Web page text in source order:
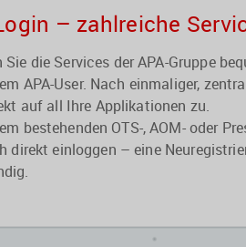
– zahlreiche
Sie die Services der APA-Gruppe
APA-User. Nach einmaliger,
auf all Ihre Applikationen zu.
bestehenden OTS-, AOM- oder
direkt einloggen – eine